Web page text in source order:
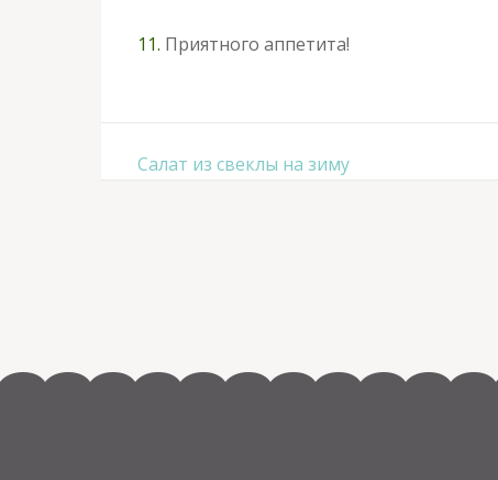
11. Приятного аппетита!
Навигация
Салат из свеклы на зиму